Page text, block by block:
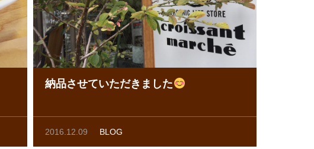
納品させていただきました
2016.12.09 BLOG